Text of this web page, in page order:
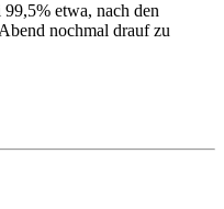
etwa, nach den
nochmal drauf zu